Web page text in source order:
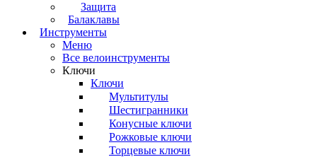
Защита
Балаклавы
Инструменты
Меню
Все велоинструменты
Ключи
Ключи
Мультитулы
Шестигранники
Конусные ключи
Рожковые ключи
Торцевые ключи